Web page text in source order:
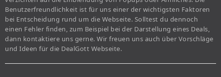
Benutzerfreundlichkeit ist für uns einer der wichtigsten Faktoren
bei Entscheidung rund um die Webseite. Solltest du dennoch
einen Fehler finden, zum Beispiel bei der Darstellung eines Deals,
dann kontaktiere uns gerne. Wir freuen uns auch über Vorschläge
und Ideen für die DealGott Webseite.